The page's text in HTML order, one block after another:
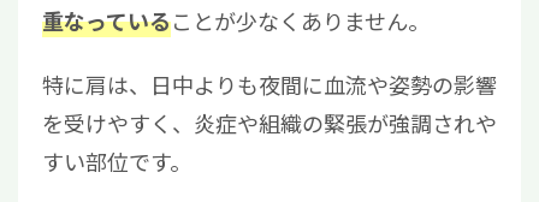
重なっていることが少なくありません。
特に肩は、日中よりも夜間に血流や姿勢の影響
を受けやすく、炎症や組織の緊張が強調されや
すい部位です。